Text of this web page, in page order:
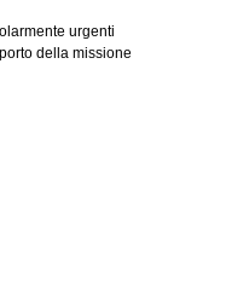
urgenti
della missione